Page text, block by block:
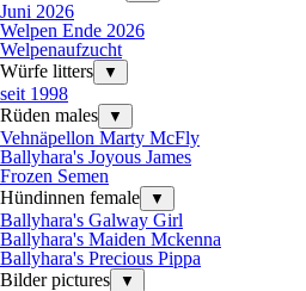
Juni 2026
Welpen Ende 2026
Welpenaufzucht
Würfe litters
▼
seit 1998
Rüden males
▼
Vehnäpellon Marty McFly
Ballyhara's Joyous James
Frozen Semen
Hündinnen female
▼
Ballyhara's Galway Girl
Ballyhara's Maiden Mckenna
Ballyhara's Precious Pippa
Bilder pictures
▼